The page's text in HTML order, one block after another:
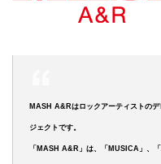
MASH A&Rはロックアーティストの
ジェクトです。
「MASH A&R」は、「MUSICA」、